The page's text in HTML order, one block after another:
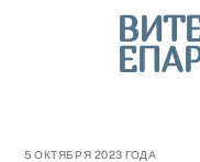
5 ОКТЯБРЯ 2023 ГОДА